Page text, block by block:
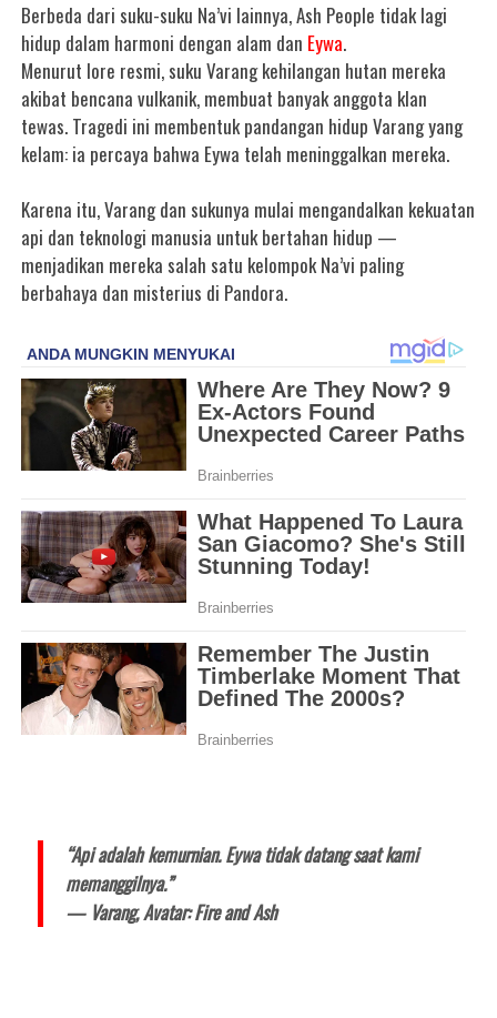
Berbeda dari suku-suku Na’vi lainnya, Ash People tidak lagi
hidup dalam harmoni dengan alam dan Eywa.
Menurut lore resmi, suku Varang kehilangan hutan mereka
akibat bencana vulkanik, membuat banyak anggota klan
tewas. Tragedi ini membentuk pandangan hidup Varang yang
kelam: ia percaya bahwa Eywa telah meninggalkan mereka.
Karena itu, Varang dan sukunya mulai mengandalkan kekuatan
api dan teknologi manusia untuk bertahan hidup —
menjadikan mereka salah satu kelompok Na’vi paling
berbahaya dan misterius di Pandora.
“Api adalah kemurnian. Eywa tidak datang saat kami
memanggilnya.”
— Varang, Avatar: Fire and Ash